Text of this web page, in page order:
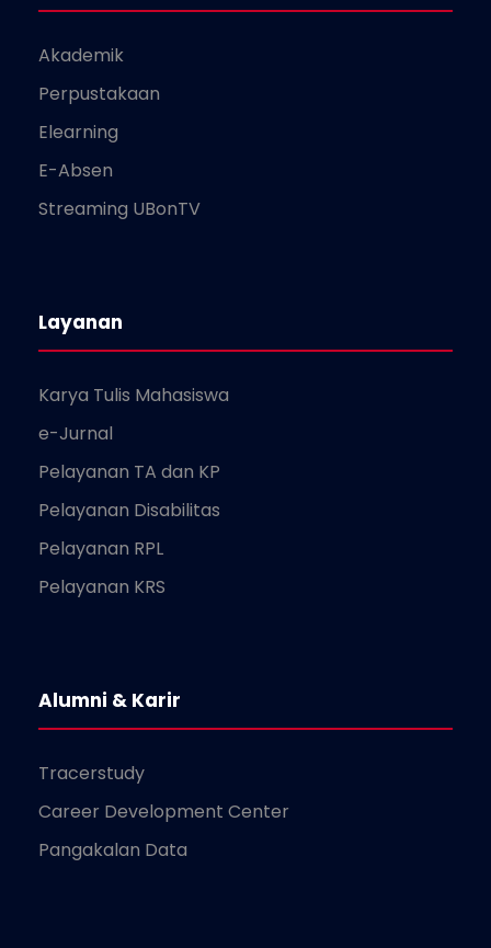
Akademik
Perpustakaan
Elearning
E-Absen
Streaming UBonTV
Layanan
Karya Tulis Mahasiswa
e-Jurnal
Pelayanan TA dan KP
Pelayanan Disabilitas
Pelayanan RPL
Pelayanan KRS
Alumni & Karir
Tracerstudy
Career Development Center
Pangakalan Data